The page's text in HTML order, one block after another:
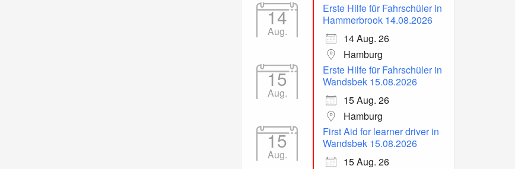
14
Aug.
Erste Hilfe für Fahrschüler in
Hammerbrook 14.08.2026
14 Aug. 26
Hamburg
15
Aug.
Erste Hilfe für Fahrschüler in
Wandsbek 15.08.2026
15 Aug. 26
Hamburg
15
Aug.
First Aid for learner driver in
Wandsbek 15.08.2026
15 Aug. 26